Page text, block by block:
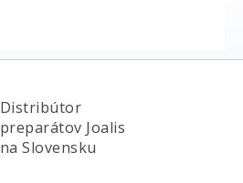
Distribútor
preparátov Joalis
na Slovensku